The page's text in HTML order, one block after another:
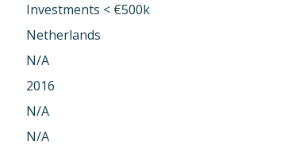
Investments < €500k
Netherlands
N/A
2016
N/A
N/A